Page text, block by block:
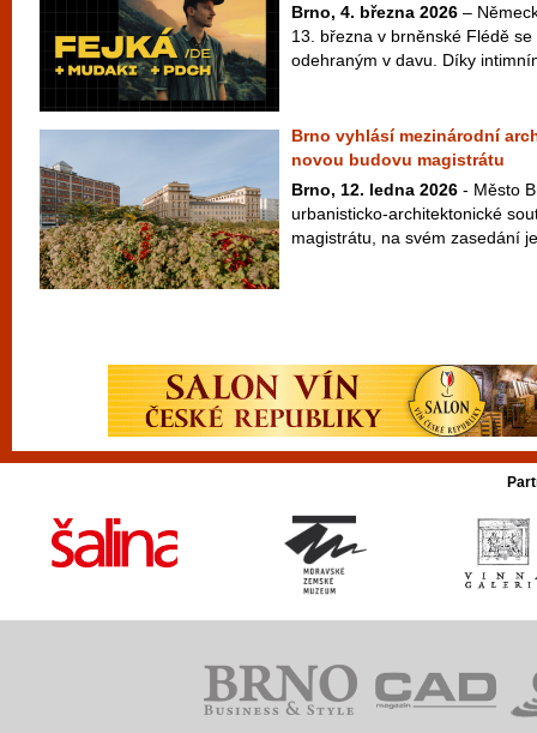
Brno, 4. března 2026 –
13. března v brněnské Flédě
odehraným v davu. Díky
Brno vyhlásí mezinárodní
novou budovu magistrátu
Brno, 12. ledna 2026 - Město
urbanisticko-architektonické
magistrátu, na svém zasedání